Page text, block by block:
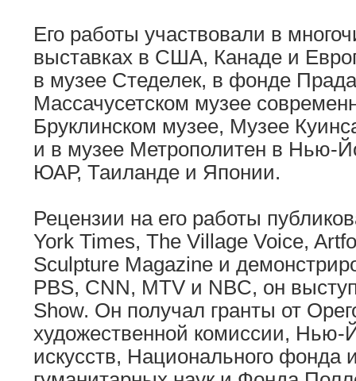
Его работы участвовали в
выставках в США, Канаде и
в музее Стеделек, в фонде
Массачусетском музее
Бруклинском музее, Музее
и в музее Метрополитен в Нью-
ЮАР, Таиланде и Японии.
Рецензии на его работы
York Times, The Village Voice,
Sculpture Magazine и
PBS, CNN, MTV и NBC, он
Show. Он получал гранты от
художественной комиссии, Нью-
искусств, Национального фонда